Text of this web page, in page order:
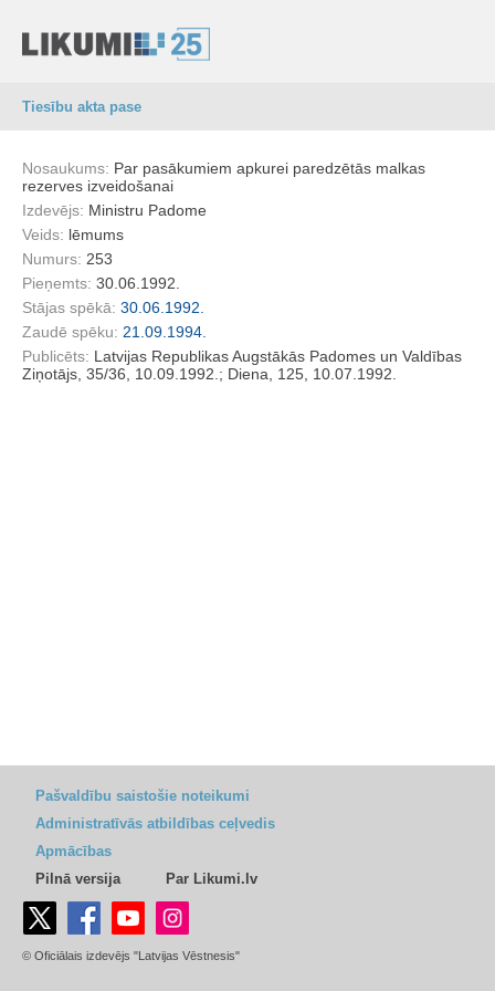
Tiesību akta pase
Nosaukums: Par pasākumiem apkurei paredzētās malkas
rezerves izveidošanai
Izdevējs: Ministru Padome
Veids: lēmums
Numurs: 253
Pieņemts: 30.06.1992.
Stājas spēkā: 30.06.1992.
Zaudē spēku: 21.09.1994.
Publicēts: Latvijas Republikas Augstākās Padomes un Valdības
Ziņotājs, 35/36, 10.09.1992.; Diena, 125, 10.07.1992.
Pašvaldību saistošie noteikumi
Administratīvās atbildības ceļvedis
Apmācības
Pilnā versija
Par Likumi.lv
© Oficiālais izdevējs "Latvijas Vēstnesis"